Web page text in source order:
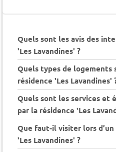
Quels sont les avis des
'Les Lavandines' ?
Quels types de logements
résidence 'Les Lavandines'
Quels sont les services et
par la résidence 'Les
Que faut-il visiter lors
'Les Lavandines' ?